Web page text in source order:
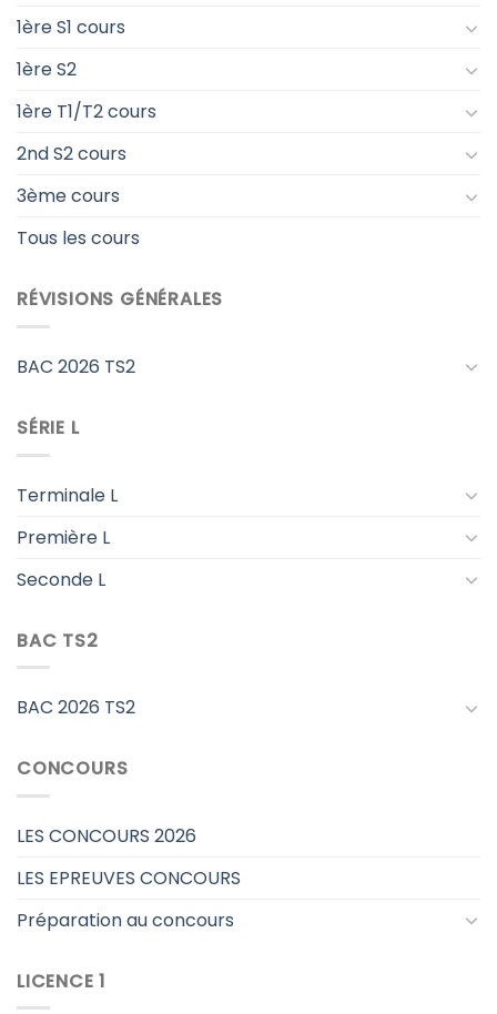
1ère S1 cours
1ère S2
1ère T1/T2 cours
2nd S2 cours
3ème cours
Tous les cours
RÉVISIONS GÉNÉRALES
BAC 2026 TS2
SÉRIE L
Terminale L
Première L
Seconde L
BAC TS2
BAC 2026 TS2
CONCOURS
LES CONCOURS 2026
LES EPREUVES CONCOURS
Préparation au concours
LICENCE 1